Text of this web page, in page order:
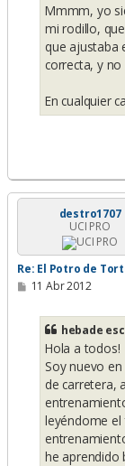
Mmmm, yo
mi rodillo,
que ajustaba
correcta, y
En cualquier
destro1707
UCI PRO
Re: El Potro de
M11 Abr 2012
hebade
Hola a todos!
Soy nuevo
de carretera,
leyéndome
he aprendido